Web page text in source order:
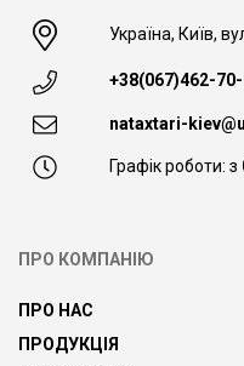
Україна, Київ,
+38(067)462-
nataxtari-
Графік роботи: з
ПРО КОМПАНІЮ
ПРО НАС
ПРОДУКЦІЯ